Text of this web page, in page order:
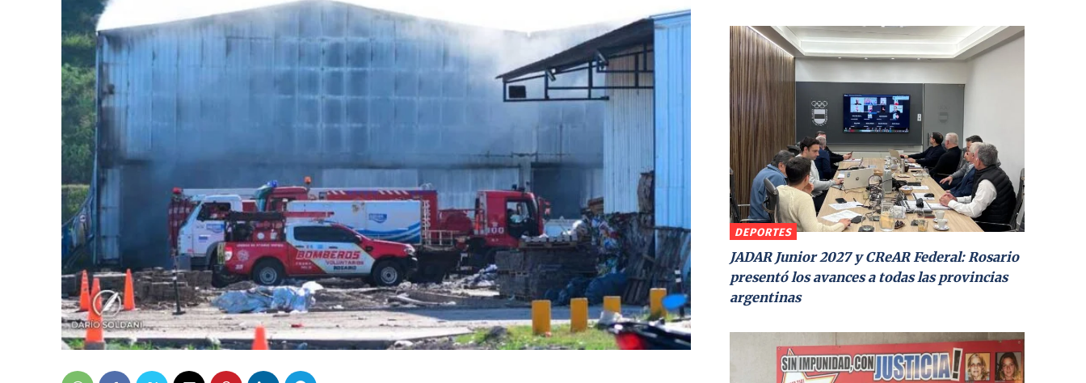
DEPORTES
JADAR Junior 2027 y CReAR Federal: Rosario
presentó los avances a todas las provincias
argentinas